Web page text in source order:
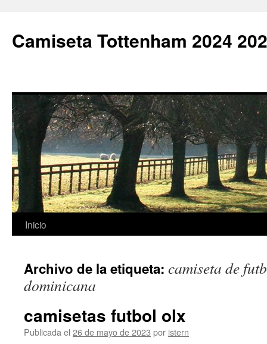
Camiseta Tottenham 2024
Saltar
contenido
Inicio
Archivo de la etiqueta: camiseta de
dominicana
camisetas futbol olx
Publicada el 26 de mayo de 2023 por istern